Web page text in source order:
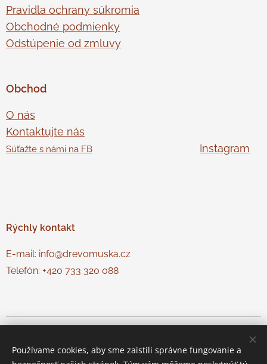
Pravidla ochrany súkromia
Obchodné podmienky
Odstúpenie od zmluvy
Obchod
O nás
Kontaktujte nás
Súťažte s námi na FB Instagram
Rýchly kontakt
E-mail: info@drevomuska.cz
Telefón: +420 733 320 088
Používame cookies, aby sme zaistili správne fungovanie a